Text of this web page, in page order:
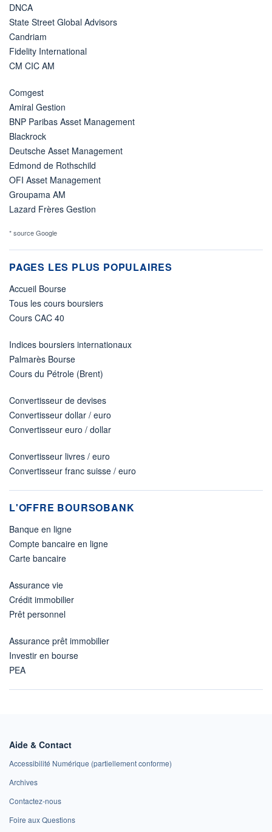
DNCA
State Street Global Advisors
Candriam
Fidelity International
CM CIC AM
Comgest
Amiral Gestion
BNP Paribas Asset Management
Blackrock
Deutsche Asset Management
Edmond de Rothschild
OFI Asset Management
Groupama AM
Lazard Frères Gestion
* source Google
PAGES LES PLUS POPULAIRES
Accueil Bourse
Tous les cours boursiers
Cours CAC 40
Indices boursiers internationaux
Palmarès Bourse
Cours du Pétrole (Brent)
Convertisseur de devises
Convertisseur dollar / euro
Convertisseur euro / dollar
Convertisseur livres / euro
Convertisseur franc suisse / euro
L'OFFRE BOURSOBANK
Banque en ligne
Compte bancaire en ligne
Carte bancaire
Assurance vie
Crédit immobilier
Prêt personnel
Assurance prêt immobilier
Investir en bourse
PEA
Aide & Contact
Accessibilité Numérique (partiellement conforme)
Archives
Contactez-nous
Foire aux Questions